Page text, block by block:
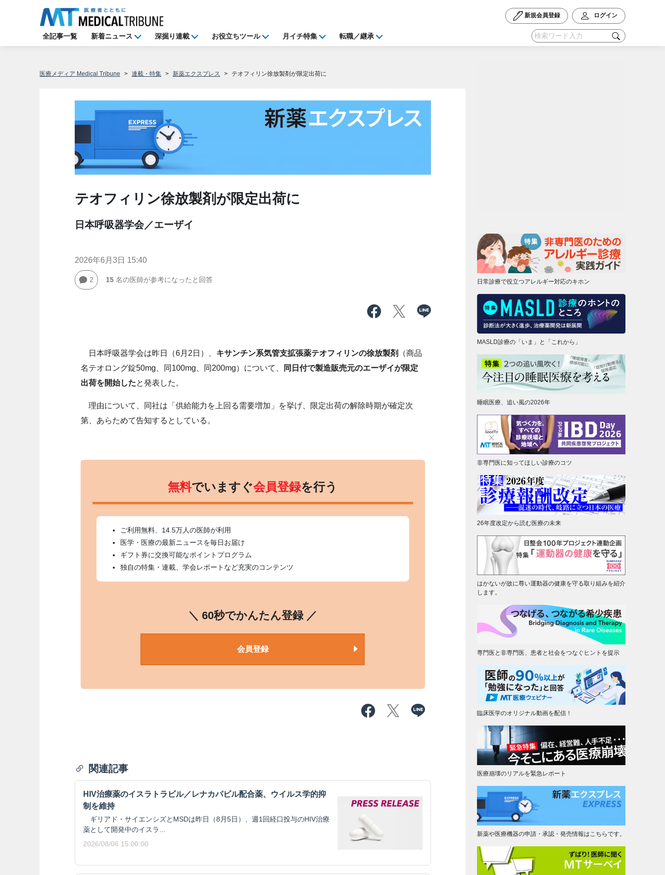
新規会員登録 ログイン
全記事一覧 新着ニュース 深掘り連載 お役立ちツール 月イチ特集 転職／継承
医療メディア Medical Tribune 連載・特集 新薬エクスプレス テオフィリン徐放製剤が限定出荷に
テオフィリン徐放製剤が限定出荷に
日本呼吸器学会／エーザイ
2026年6月3日 15:40
2 15名の医師が参考になったと回答
日本呼吸器学会は昨日（6月2日）、 キサンチン系気管支拡張薬テオフィリンの徐放製剤
（商品
名テオロング錠50mg、同100mg、同200mg）について、
同日付で製造販売元のエーザイが限定
出荷を開始したと発表した。
理由について、同社は「供給能力を上回る需要増加」を挙げ、限定出荷の解除時期が確定次
第、あらためて告知するとしている。
無料でいますぐ会員登録を行う
ご利用無料、14.5万人の医師が利用
医学・医療の最新ニュースを毎日お届け
ギフト券に交換可能なポイントプログラム
独自の特集・連載、学会レポートなど充実のコンテンツ
＼ 60秒でかんたん登録 ／
会員登録
関連記事
HIV治療薬のイスラトラビル／レナカパビル配合薬、ウイルス学的抑
制を維持
ギリアド・サイエンシズとMSDは昨日（8月5日）、週1回経口投与のHIV治療
薬として開発中のイスラ...
2026/08/06 15:00:00
日常診療で役立つアレルギー対応のキホン
MASLD診療の「いま」と「これから」
睡眠医療、追い風の2026年
非専門医に知ってほしい診療のコツ
26年度改定から読む医療の未来
はかないが故に尊い運動器の健康を守る取り組みを紹介
します。
専門医と非専門医、患者と社会をつなぐヒントを提示
臨床医学のオリジナル動画を配信！
医療崩壊のリアルを緊急レポート
新薬や医療機器の申請・承認・発売情報はこちらです。